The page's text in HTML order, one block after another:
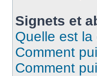
Signets et
Quelle est la
Comment
Comment